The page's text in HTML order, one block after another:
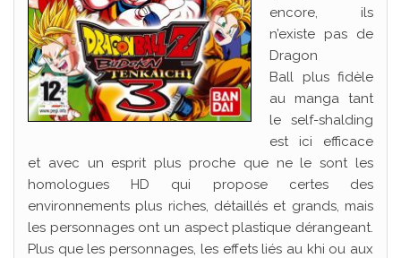
encore, ils
n’existe pas de
Dragon
Ball plus fidèle
au manga tant
le self-shalding
est ici efficace
et avec un esprit plus proche que ne le sont les
homologues HD qui propose certes des
environnements plus riches, détaillés et grands, mais
les personnages ont un aspect plastique dérangeant.
Plus que les personnages, les effets liés au khi ou aux